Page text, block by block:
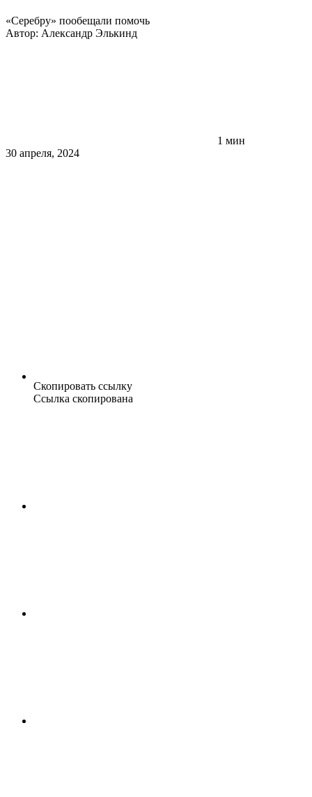
«Серебру» пообещали помочь
Автор: Александр Элькинд
1 мин
30 апреля, 2024
Скопировать ссылку
Ссылка скопирована